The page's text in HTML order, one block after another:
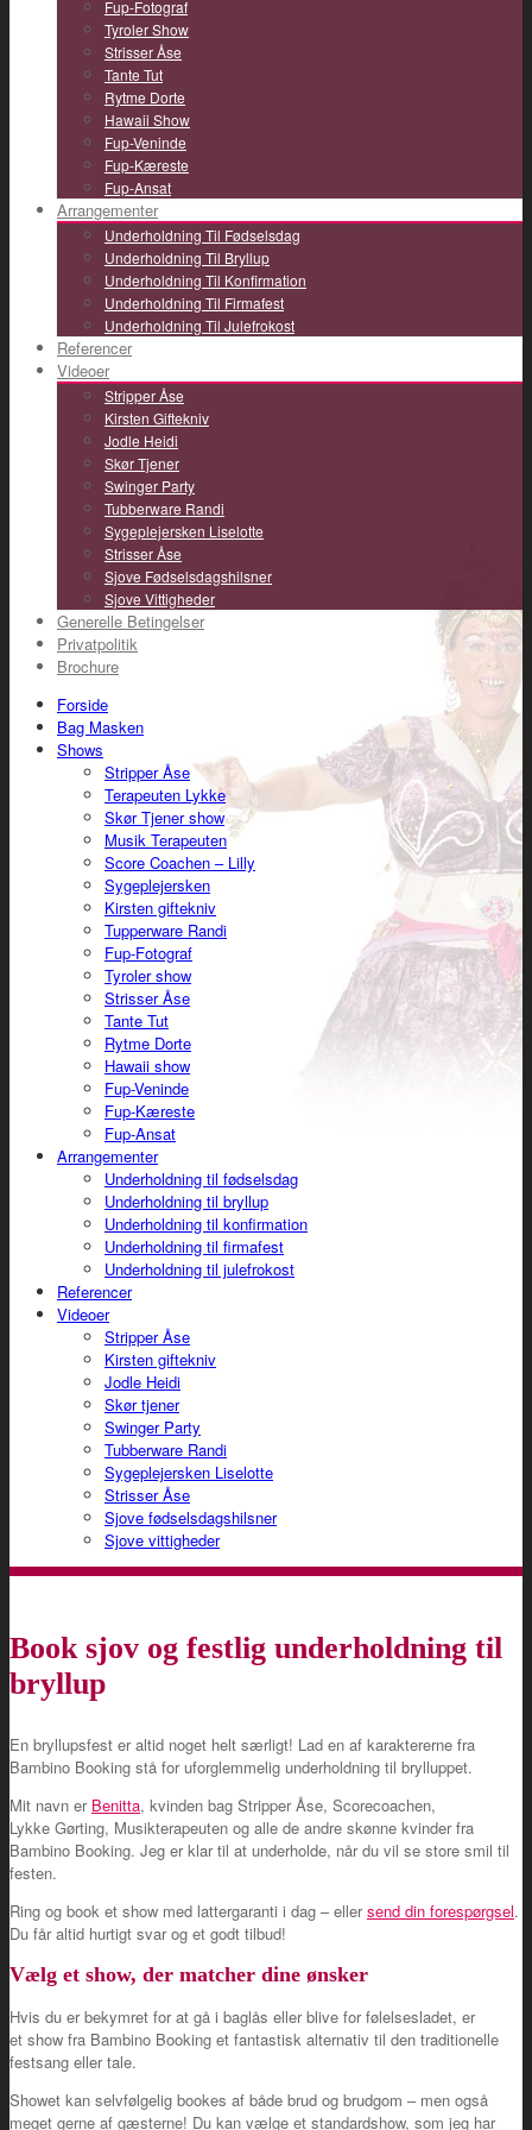
Fup-Fotograf
Tyroler Show
Strisser Åse
Tante Tut
Rytme Dorte
Hawaii Show
Fup-Veninde
Fup-Kæreste
Fup-Ansat
Arrangementer
Underholdning Til Fødselsdag
Underholdning Til Bryllup
Underholdning Til Konfirmation
Underholdning Til Firmafest
Underholdning Til Julefrokost
Referencer
Videoer
Stripper Åse
Kirsten Giftekniv
Jodle Heidi
Skør Tjener
Swinger Party
Tubberware Randi
Sygeplejersken Liselotte
Strisser Åse
Sjove Fødselsdagshilsner
Sjove Vittigheder
Generelle Betingelser
Privatpolitik
Brochure
Forside
Bag Masken
Shows
Stripper Åse
Terapeuten Lykke
Skør Tjener show
Musik Terapeuten
Score Coachen – Lilly
Sygeplejersken
Kirsten giftekniv
Tupperware Randi
Fup-Fotograf
Tyroler show
Strisser Åse
Tante Tut
Rytme Dorte
Hawaii show
Fup-Veninde
Fup-Kæreste
Fup-Ansat
Arrangementer
Underholdning til fødselsdag
Underholdning til bryllup
Underholdning til konfirmation
Underholdning til firmafest
Underholdning til julefrokost
Referencer
Videoer
Stripper Åse
Kirsten giftekniv
Jodle Heidi
Skør tjener
Swinger Party
Tubberware Randi
Sygeplejersken Liselotte
Strisser Åse
Sjove fødselsdagshilsner
Sjove vittigheder
Book sjov og festlig underholdning til
bryllup
En bryllupsfest er altid noget helt særligt! Lad en af karaktererne fra
Bambino Booking stå for uforglemmelig underholdning til brylluppet.
Mit navn er Benitta, kvinden bag Stripper Åse, Scorecoachen,
Lykke Gørting, Musikterapeuten og alle de andre skønne kvinder fra
Bambino Booking. Jeg er klar til at underholde, når du vil se store smil til
festen.
Ring og book et show med lattergaranti i dag – ellersend din forespørgsel.
Du får altid hurtigt svar og et godt tilbud!
Vælg et show, der matcher dine ønsker
Hvis du er bekymret for at gå i baglås eller blive for følelsesladet, er
et show fra Bambino Booking et fantastisk alternativ til den traditionelle
festsang eller tale.
Showet kan selvfølgelig bookes af både brud og brudgom – men også
meget gerne af gæsterne! Du kan vælge et standardshow, som jeg har